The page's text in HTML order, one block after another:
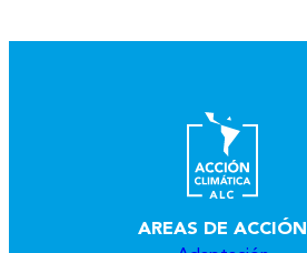
AREAS DE ACCIÓN